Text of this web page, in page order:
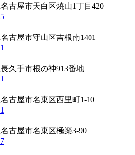
古屋市天白区焼山1丁目420
古屋市守山区吉根南1401
久手市根の神913番地
古屋市名東区西里町1-10
古屋市名東区極楽3-90